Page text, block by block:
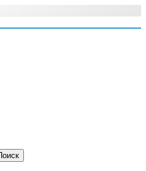
вам потрібно